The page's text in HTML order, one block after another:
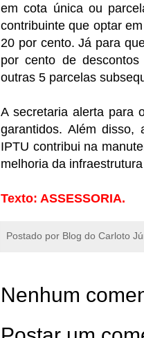
em cota única ou
contribuinte que optar
20 por cento. Já para
por cento de
outras 5 parcelas
A secretaria alerta para
garantidos.Além disso,
IPTU contribui na
melhoria da
Texto: ASSESSORIA.
Postado por Blog do Carloto
Nenhum